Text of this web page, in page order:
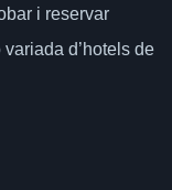
i reservar
d’hotels de